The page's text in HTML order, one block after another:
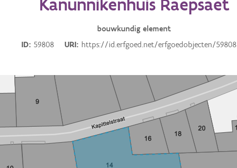
Kanunnikenhuis Raepsaet
bouwkundig element
ID
59808 URI https://id.erfgoed.net/erfgoedobjecten/59808